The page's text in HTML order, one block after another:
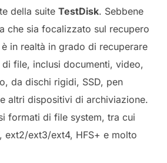
della suite TestDisk. Sebbene
che sia focalizzato sul recupero
in realtà in grado di recuperare
di file, inclusi documenti, video,
da dischi rigidi, SSD, pen
altri dispositivi di archiviazione.
formati di file system, tra cui
ext2/ext3/ext4, HFS+ e molto